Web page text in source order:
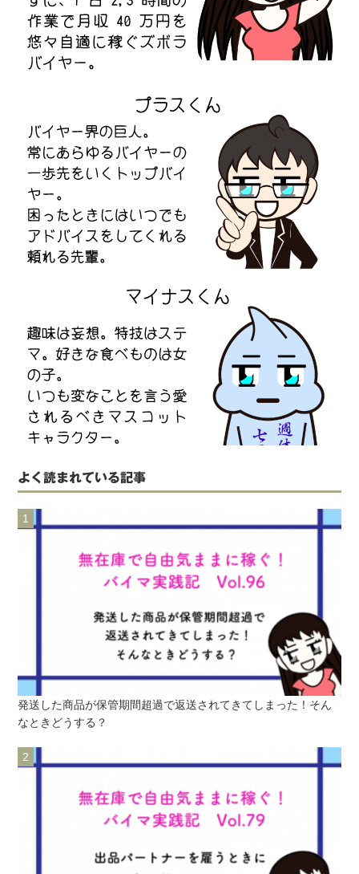
よく読まれている記事
発送した商品が保管期間超過で返送されてきてしまった！そん
なときどうする？